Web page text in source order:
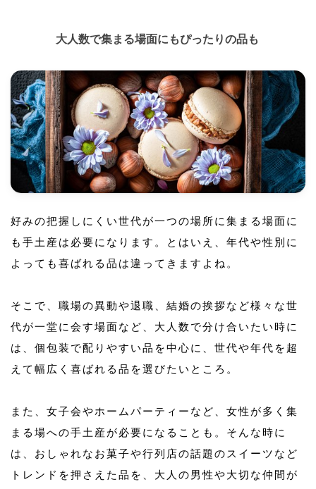
大人数で集まる場面にもぴったりの品も
好みの把握しにくい世代が一つの場所に集まる場面に
も手土産は必要になります。とはいえ、年代や性別に
よっても喜ばれる品は違ってきますよね。
そこで、職場の異動や退職、結婚の挨拶など様々な世
代が一堂に会す場面など、大人数で分け合いたい時に
は、個包装で配りやすい品を中心に、世代や年代を超
えて幅広く喜ばれる品を選びたいところ。
また、女子会やホームパーティーなど、女性が多く集
まる場への手土産が必要になることも。そんな時に
は、おしゃれなお菓子や行列店の話題のスイーツなど
トレンドを押さえた品を、大人の男性や大切な仲間が